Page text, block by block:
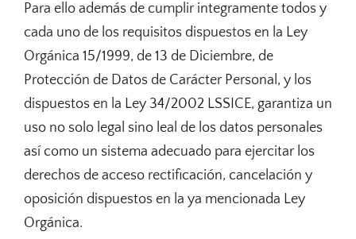
Para ello además de cumplir integramente todos y
cada uno de los requisitos dispuestos en la Ley
Orgánica 15/1999, de 13 de Diciembre, de
Protección de Datos de Carácter Personal, y los
dispuestos en la Ley 34/2002 LSSICE, garantiza un
uso no solo legal sino leal de los datos personales
así como un sistema adecuado para ejercitar los
derechos de acceso rectificación, cancelación y
oposición dispuestos en la ya mencionada Ley
Orgánica.